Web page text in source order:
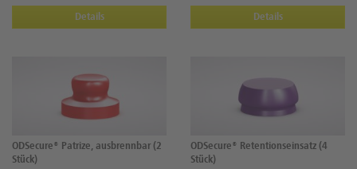
Details Details
ODSecure® Patrize, ausbrennbar (2
Stück)
ODSecure® Retentionseinsatz (4
Stück)